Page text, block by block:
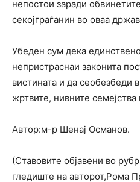
непостои заради
секојграѓанин во оваа
Убеден сум дека
непристраснаи законита
вистината и да сеобезбеди
жртвите, нивните
Aвтор:м-р Шенај Османов.
(Ставовите објавени во
гледиште на авторот,Рома